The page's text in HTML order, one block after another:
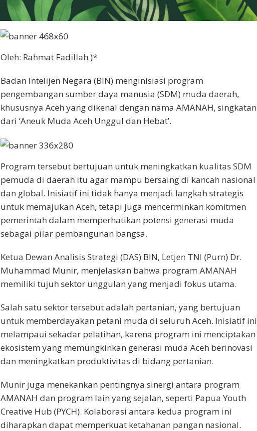
Oleh: Rahmat Fadillah )*
Badan Intelijen Negara (BIN) menginisiasi program
pengembangan sumber daya manusia (SDM) muda daerah,
khususnya Aceh yang dikenal dengan nama AMANAH, singkatan
dari ‘Aneuk Muda Aceh Unggul dan Hebat’.
Program tersebut bertujuan untuk meningkatkan kualitas SDM
pemuda di daerah itu agar mampu bersaing di kancah nasional
dan global. Inisiatif ini tidak hanya menjadi langkah strategis
untuk memajukan Aceh, tetapi juga mencerminkan komitmen
pemerintah dalam memperhatikan potensi generasi muda
sebagai pilar pembangunan bangsa.
Ketua Dewan Analisis Strategi (DAS) BIN, Letjen TNI (Purn) Dr.
Muhammad Munir, menjelaskan bahwa program AMANAH
memiliki tujuh sektor unggulan yang menjadi fokus utama.
Salah satu sektor tersebut adalah pertanian, yang bertujuan
untuk memberdayakan petani muda di seluruh Aceh. Inisiatif ini
melampaui sekadar pelatihan, karena program ini menciptakan
ekosistem yang memungkinkan generasi muda Aceh berinovasi
dan meningkatkan produktivitas di bidang pertanian.
Munir juga menekankan pentingnya sinergi antara program
AMANAH dan program lain yang sejalan, seperti Papua Youth
Creative Hub (PYCH). Kolaborasi antara kedua program ini
diharapkan dapat memperkuat ketahanan pangan nasional.